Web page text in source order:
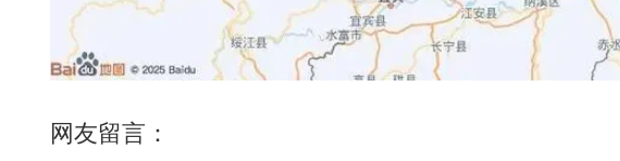
网友留言：